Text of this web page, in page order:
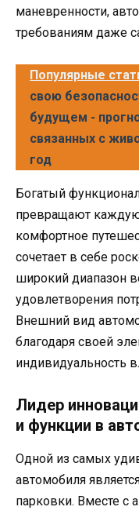
маневренности,
требованиям даже
Популярные
свою
будущем -
связанных с
год
Богатый
превращают
комфортное
сочетает в себе
широкий диапазон
удовлетворения
Внешний вид
благодаря своей
индивидуальность
Лидер
и функции в
Одной из самых
автомобиля
парковки. Вместе